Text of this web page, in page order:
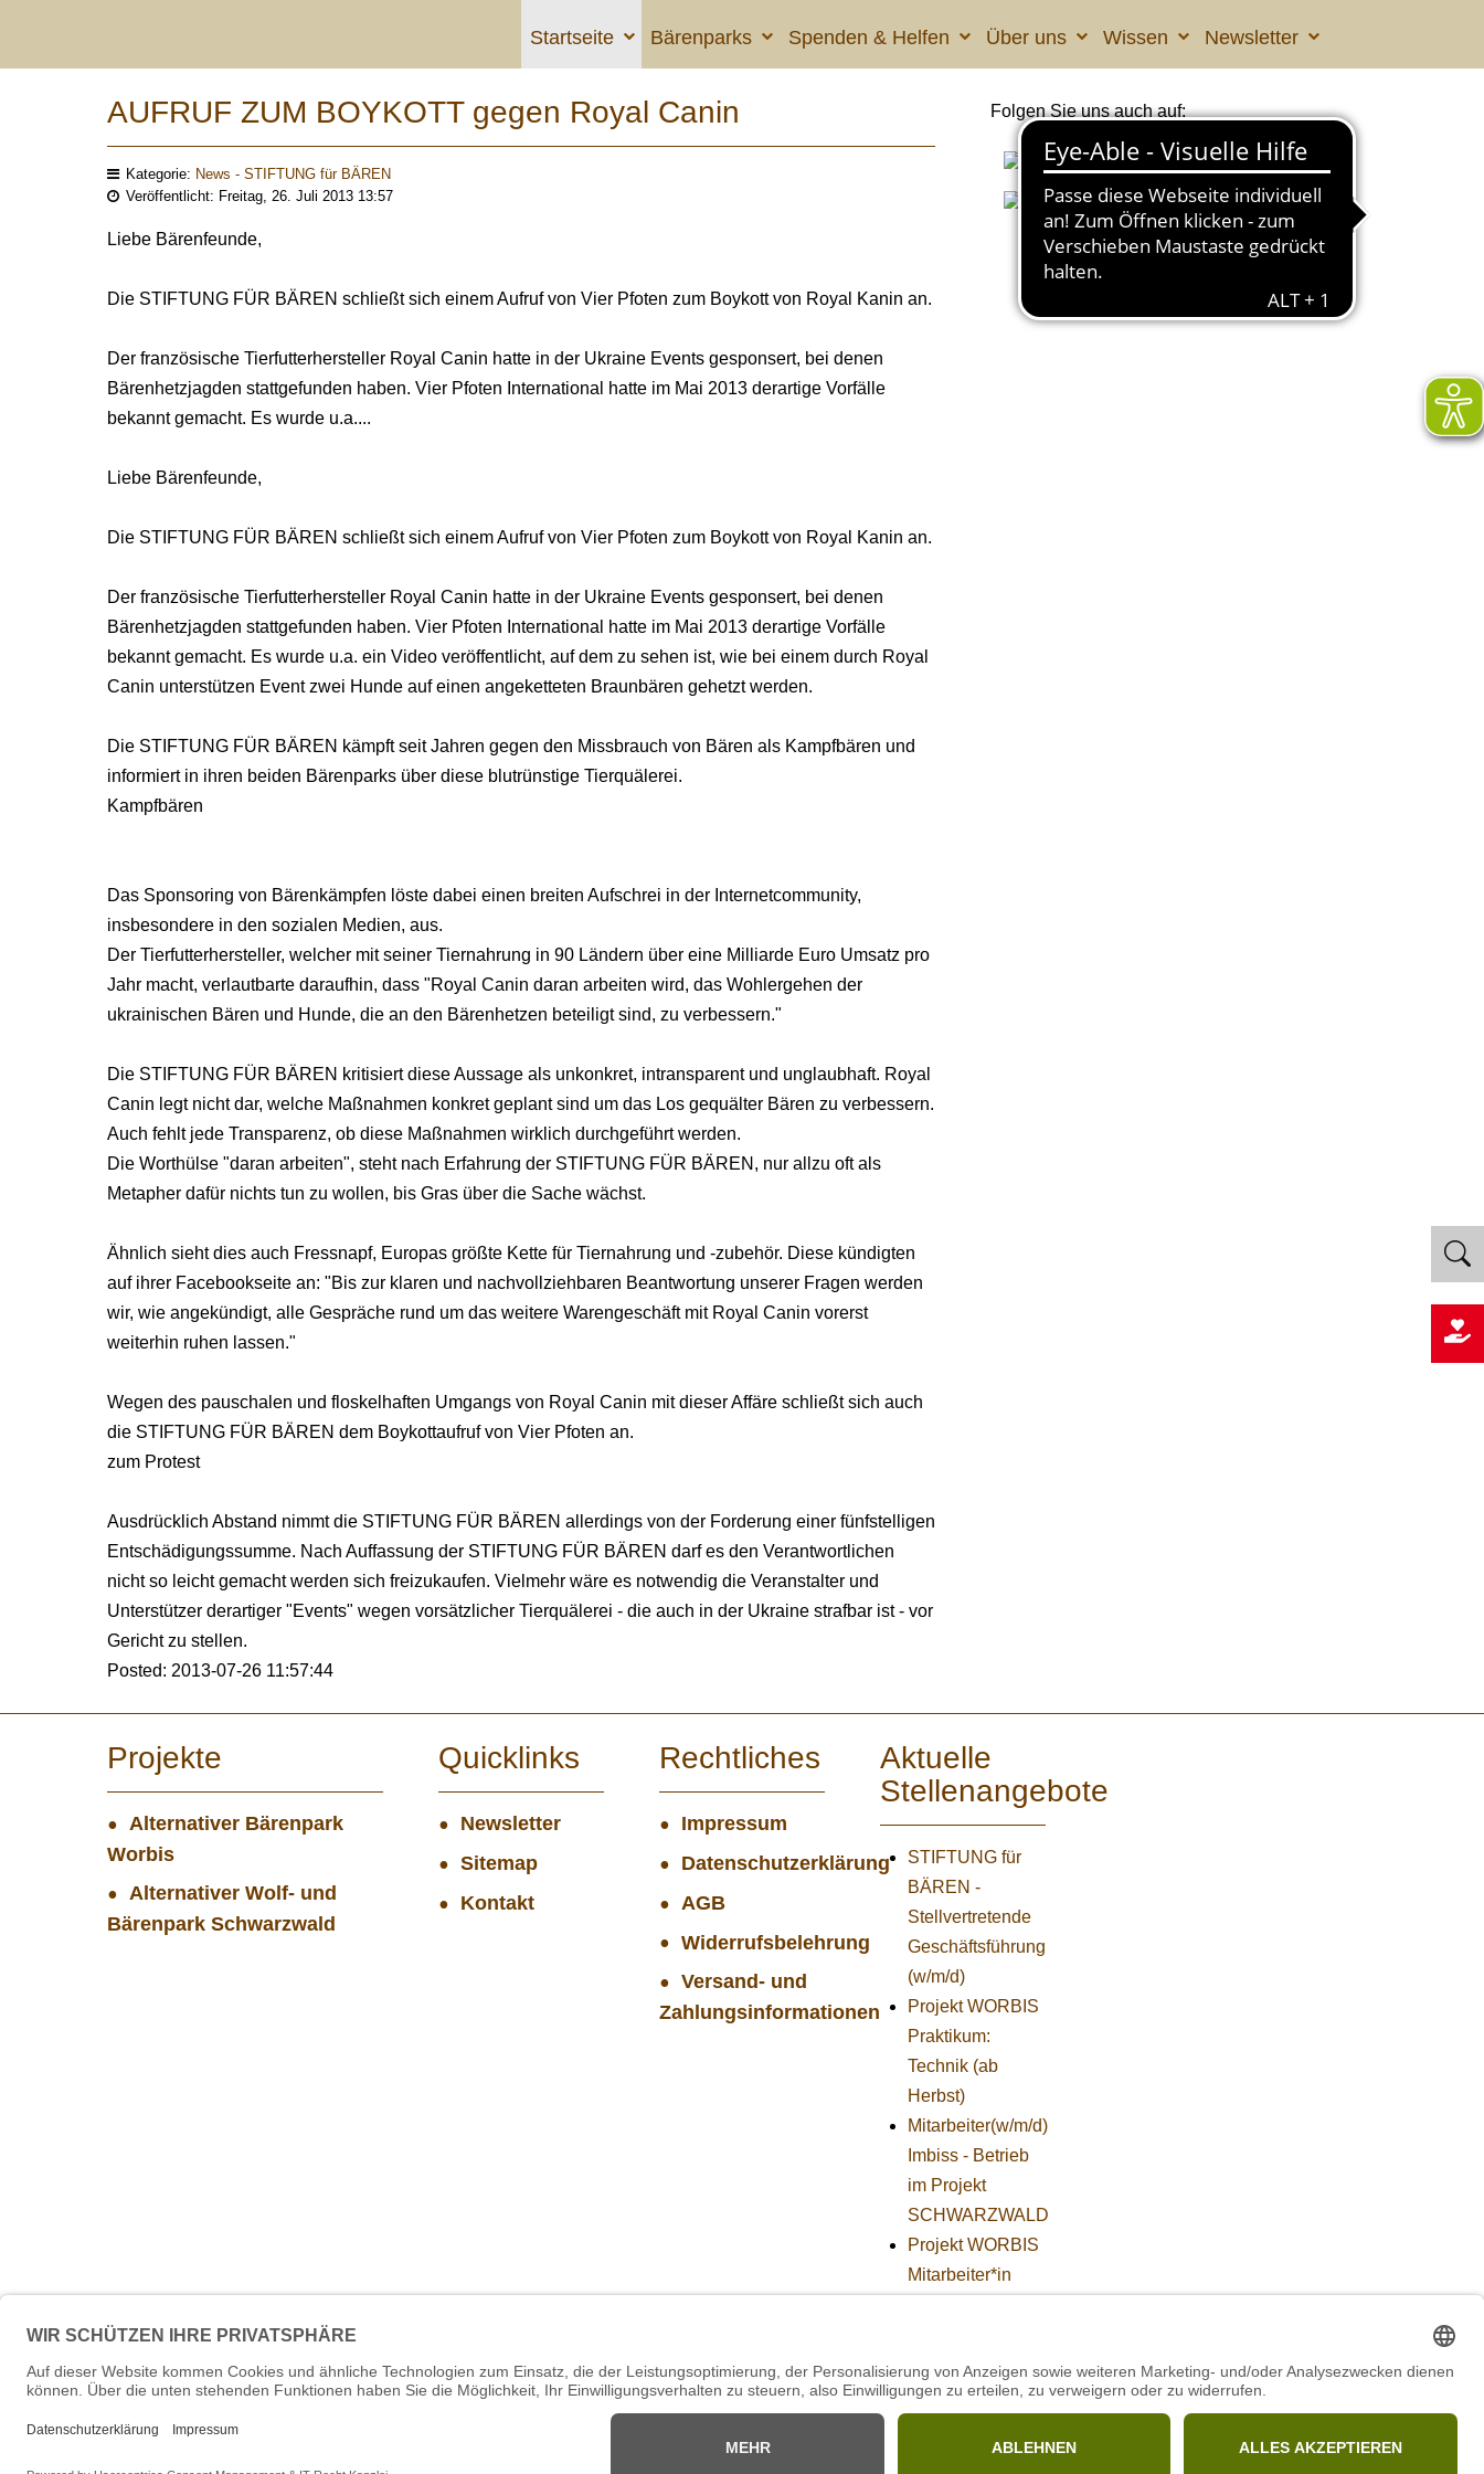
Startseite Bärenparks Spenden & Helfen Über uns Wissen Newsletter
AUFRUF ZUM BOYKOTT gegen Royal Canin
Kategorie: News - STIFTUNG für BÄREN
Veröffentlicht: Freitag, 26. Juli 2013 13:57
Liebe Bärenfeunde,
Die STIFTUNG FÜR BÄREN schließt sich einem Aufruf von Vier Pfoten zum Boykott von Royal Kanin an.
Der französische Tierfutterhersteller Royal Canin hatte in der Ukraine Events gesponsert, bei denen
Bärenhetzjagden stattgefunden haben. Vier Pfoten International hatte im Mai 2013 derartige Vorfälle
bekannt gemacht. Es wurde u.a....
Liebe Bärenfeunde,
Die STIFTUNG FÜR BÄREN schließt sich einem Aufruf von Vier Pfoten zum Boykott von Royal Kanin an.
Der französische Tierfutterhersteller Royal Canin hatte in der Ukraine Events gesponsert, bei denen
Bärenhetzjagden stattgefunden haben. Vier Pfoten International hatte im Mai 2013 derartige Vorfälle
bekannt gemacht. Es wurde u.a. ein Video veröffentlicht, auf dem zu sehen ist, wie bei einem durch Royal
Canin unterstützen Event zwei Hunde auf einen angeketteten Braunbären gehetzt werden.
Die STIFTUNG FÜR BÄREN kämpft seit Jahren gegen den Missbrauch von Bären als Kampfbären und
informiert in ihren beiden Bärenparks über diese blutrünstige Tierquälerei.
Kampfbären
Das Sponsoring von Bärenkämpfen löste dabei einen breiten Aufschrei in der Internetcommunity,
insbesondere in den sozialen Medien, aus.
Der Tierfutterhersteller, welcher mit seiner Tiernahrung in 90 Ländern über eine Milliarde Euro Umsatz pro
Jahr macht, verlautbarte daraufhin, dass "Royal Canin daran arbeiten wird, das Wohlergehen der
ukrainischen Bären und Hunde, die an den Bärenhetzen beteiligt sind, zu verbessern."
Die STIFTUNG FÜR BÄREN kritisiert diese Aussage als unkonkret, intransparent und unglaubhaft. Royal
Canin legt nicht dar, welche Maßnahmen konkret geplant sind um das Los gequälter Bären zu verbessern.
Auch fehlt jede Transparenz, ob diese Maßnahmen wirklich durchgeführt werden.
Die Worthülse "daran arbeiten", steht nach Erfahrung der STIFTUNG FÜR BÄREN, nur allzu oft als
Metapher dafür nichts tun zu wollen, bis Gras über die Sache wächst.
Ähnlich sieht dies auch Fressnapf, Europas größte Kette für Tiernahrung und -zubehör. Diese kündigten
auf ihrer Facebookseite an: "Bis zur klaren und nachvollziehbaren Beantwortung unserer Fragen werden
wir, wie angekündigt, alle Gespräche rund um das weitere Warengeschäft mit Royal Canin vorerst
weiterhin ruhen lassen."
Wegen des pauschalen und floskelhaften Umgangs von Royal Canin mit dieser Affäre schließt sich auch
die STIFTUNG FÜR BÄREN dem Boykottaufruf von Vier Pfoten an.
zum Protest
Ausdrücklich Abstand nimmt die STIFTUNG FÜR BÄREN allerdings von der Forderung einer fünfstelligen
Entschädigungssumme. Nach Auffassung der STIFTUNG FÜR BÄREN darf es den Verantwortlichen
nicht so leicht gemacht werden sich freizukaufen. Vielmehr wäre es notwendig die Veranstalter und
Unterstützer derartiger "Events" wegen vorsätzlicher Tierquälerei - die auch in der Ukraine strafbar ist - vor
Gericht zu stellen.
Posted: 2013-07-26 11:57:44
Folgen Sie uns auch auf:
Projekte
Alternativer Bärenpark
Worbis
Alternativer Wolf- und
Bärenpark Schwarzwald
Quicklinks
Newsletter
Sitemap
Kontakt
Rechtliches
Impressum
Datenschutzerklärung
AGB
Widerrufsbelehrung
Versand- und
Zahlungsinformationen
Aktuelle
Stellenangebote
STIFTUNG für
BÄREN -
Stellvertretende
Geschäftsführung
(w/m/d)
Projekt WORBIS
Praktikum:
Technik (ab
Herbst)
Mitarbeiter(w/m/d)
Imbiss - Betrieb
im Projekt
SCHWARZWALD
Projekt WORBIS
Mitarbeiter*in
Mitarbeiter/in
Technik im
SCHWARZWALD